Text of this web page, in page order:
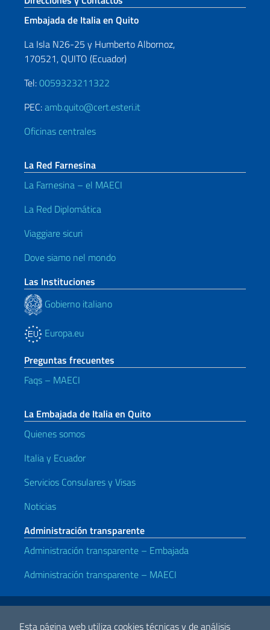
Esta página web utiliza cookies técnicas y de análisis
Embajada de Italia en Quito
La Isla N26-25 y Humberto Albornoz,
170521, QUITO (Ecuador)
Tel:0059323211322
PEC:amb.quito@cert.esteri.it
Oficinas centrales
La Red Farnesina
La Farnesina – el MAECI
La Red Diplomática
Viaggiare sicuri
Dove siamo nel mondo
Las Instituciones
Gobierno italiano
Europa.eu
Preguntas frecuentes
Faqs – MAECI
La Embajada de Italia en Quito
Quienes somos
Italia y Ecuador
Servicios Consulares y Visas
Noticias
Administración transparente
Administración transparente – Embajada
Administración transparente – MAECI
Enlaces útiles